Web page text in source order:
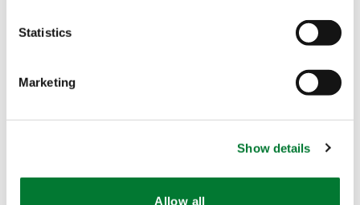
Statistics
Marketing
Show details
Allow all
A lo largo de la entrevista, Erik revela su enfoque
cultura de innovación, colaboración y mejora